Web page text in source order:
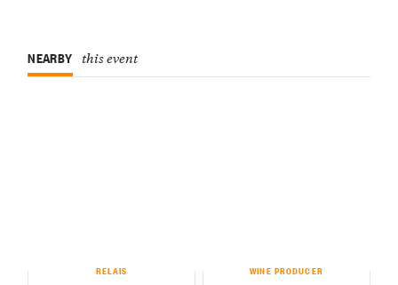
NEARBY this event
RELAIS WINE PRODUCER